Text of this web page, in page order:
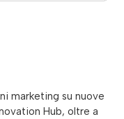
marketing su nuove
Hub, oltre a